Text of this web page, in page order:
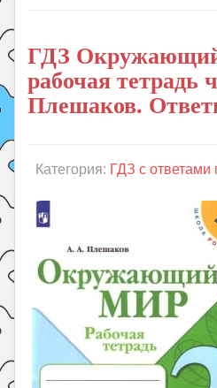
Книги
Рукоделие
Подготовка к школе
ГДЗ
Праздники
Психология
Летом!
Поиск
ГДЗ
рабочая тетрадь
Плешаков.
Категория: ГДЗ с